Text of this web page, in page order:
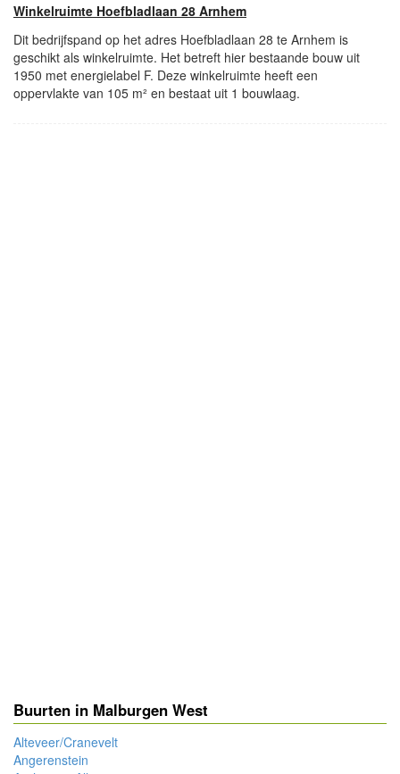
Winkelruimte Hoefbladlaan 28 Arnhem
Dit bedrijfspand op het adres Hoefbladlaan 28 te Arnhem is
geschikt als winkelruimte. Het betreft hier bestaande bouw uit
1950 met energielabel F. Deze winkelruimte heeft een
oppervlakte van 105 m² en bestaat uit 1 bouwlaag.
Buurten in Malburgen West
Alteveer/Cranevelt
Angerenstein